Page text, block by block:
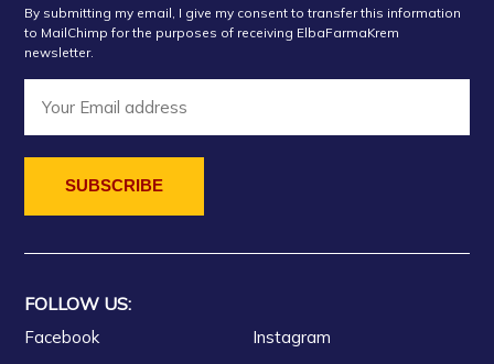
By submitting my email, I give my consent to transfer this information
to MailChimp for the purposes of receiving ElbaFarmaKrem
newsletter.
FOLLOW US:
Facebook Instagram